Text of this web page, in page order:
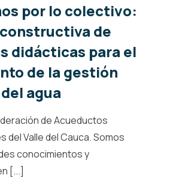
por lo colectivo:
de
didácticas para el
de la gestión
agua
de Acueductos
del Valle del Cauca. Somos
conocimientos y
[...]